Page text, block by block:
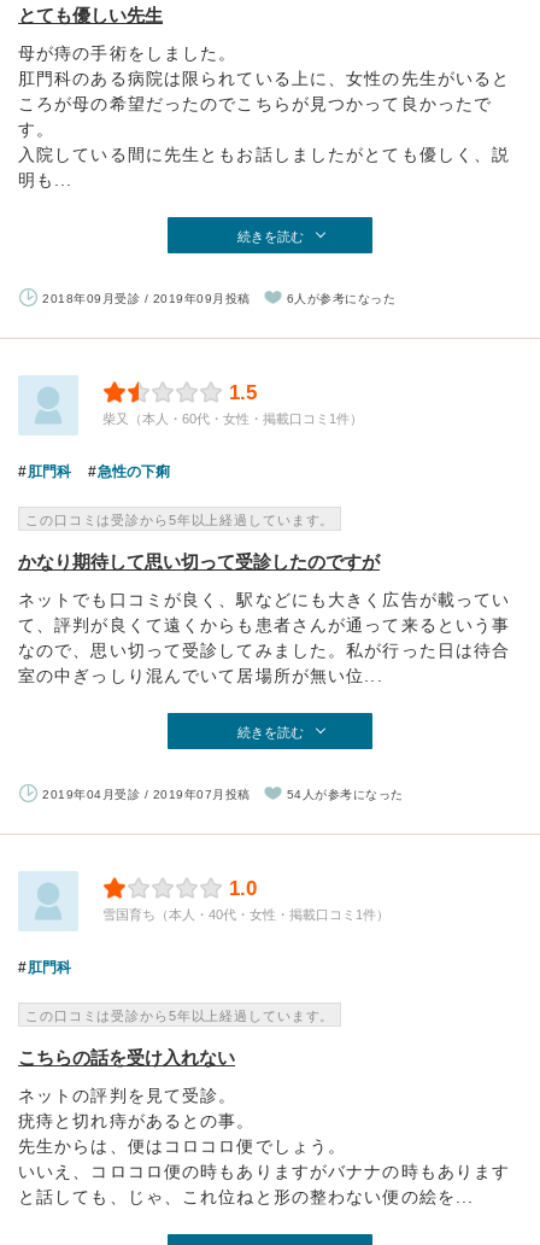
とても優しい先生
母が痔の手術をしました。
肛門科のある病院は限られている上に、女性の先生がいると
ころが母の希望だったのでこちらが見つかって良かったで
す。
入院している間に先生ともお話しましたがとても優しく、説
明も...
続きを読む
2018年09月受診 / 2019年09月投稿 6人が参考になった
1.5
柴又（本人・60代・女性・掲載口コミ1件）
肛門科 急性の下痢
この口コミは受診から5年以上経過しています。
かなり期待して思い切って受診したのですが
ネットでも口コミが良く、駅などにも大きく広告が載ってい
て、評判が良くて遠くからも患者さんが通って来るという事
なので、思い切って受診してみました。私が行った日は待合
室の中ぎっしり混んでいて居場所が無い位...
続きを読む
2019年04月受診 / 2019年07月投稿 54人が参考になった
1.0
雪国育ち（本人・40代・女性・掲載口コミ1件）
肛門科
この口コミは受診から5年以上経過しています。
こちらの話を受け入れない
ネットの評判を見て受診。
疣痔と切れ痔があるとの事。
先生からは、便はコロコロ便でしょう。
いいえ、コロコロ便の時もありますがバナナの時もあります
と話しても、じゃ、これ位ねと形の整わない便の絵を...